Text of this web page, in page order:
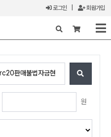
로그인 회원가입
X
원